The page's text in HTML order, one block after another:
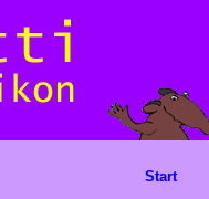
Start